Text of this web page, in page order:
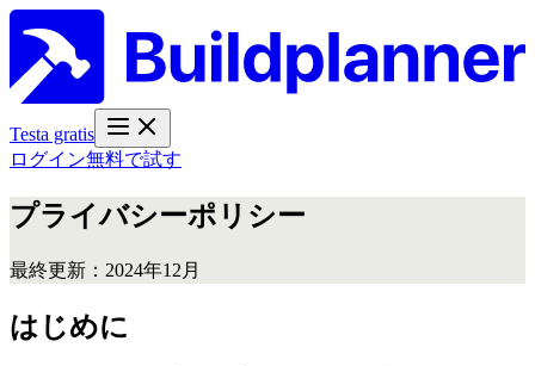
Testa gratis
ログイン無料で試す
プライバシーポリシー
最終更新：2024年12月
はじめに